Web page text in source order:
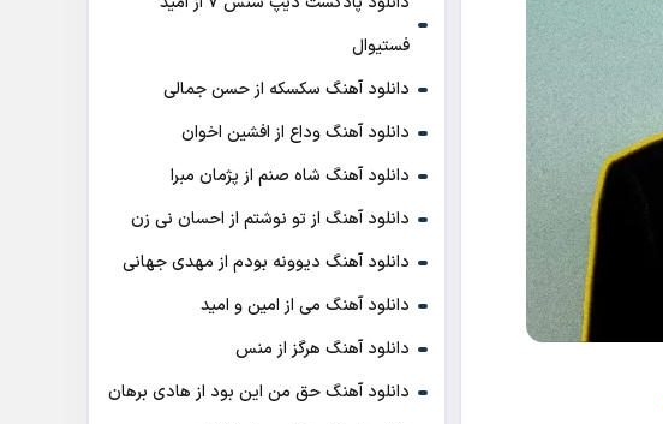
فستيوال
دانلود آهنگ سکسکه از حسن جمالی
دانلود آهنگ وداع از افشين اخوان
دانلود آهنگ شاه صنم از پژمان مبرا
دانلود آهنگ از تو نوشتم از احسان نی زن
دانلود آهنگ دیوونه بودم از مهدی جهانی
دانلود آهنگ می از امین و امید
دانلود آهنگ هرگز از منس
دانلود آهنگ حق من این بود از هادی برهان